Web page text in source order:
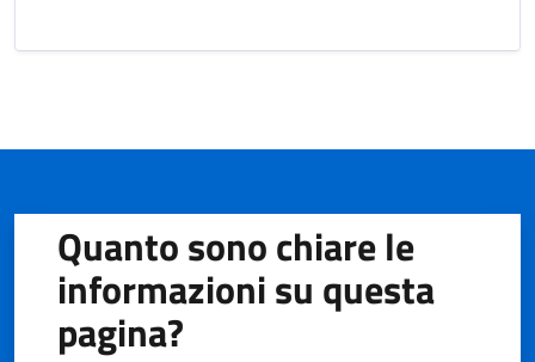
Quanto sono chiare le
informazioni su questa
pagina?